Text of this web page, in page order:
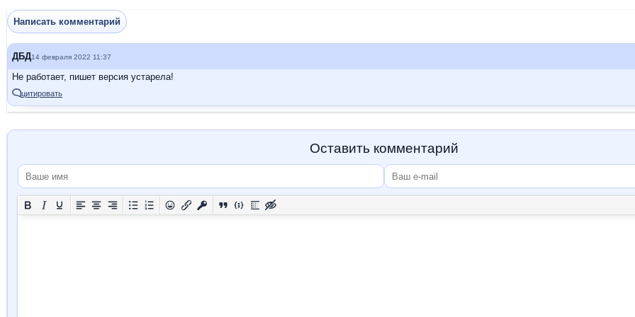
Написать комментарий
цитировать
ДБД14 февраля 2022 11:37
Не работает, пишет версия устарела!
Оставить комментарий